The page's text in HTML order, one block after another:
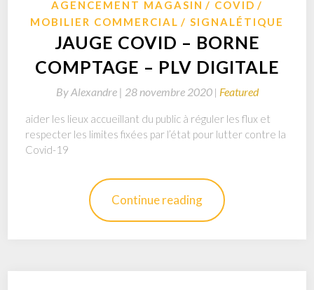
AGENCEMENT MAGASIN
COVID
MOBILIER COMMERCIAL
SIGNALÉTIQUE
JAUGE COVID – BORNE
COMPTAGE – PLV DIGITALE
ByAlexandre | 28 novembre 2020 Featured
aider les lieux accueillant du public à réguler les flux et
respecter les limites fixées par l’état pour lutter contre la
Covid-19
Continue reading